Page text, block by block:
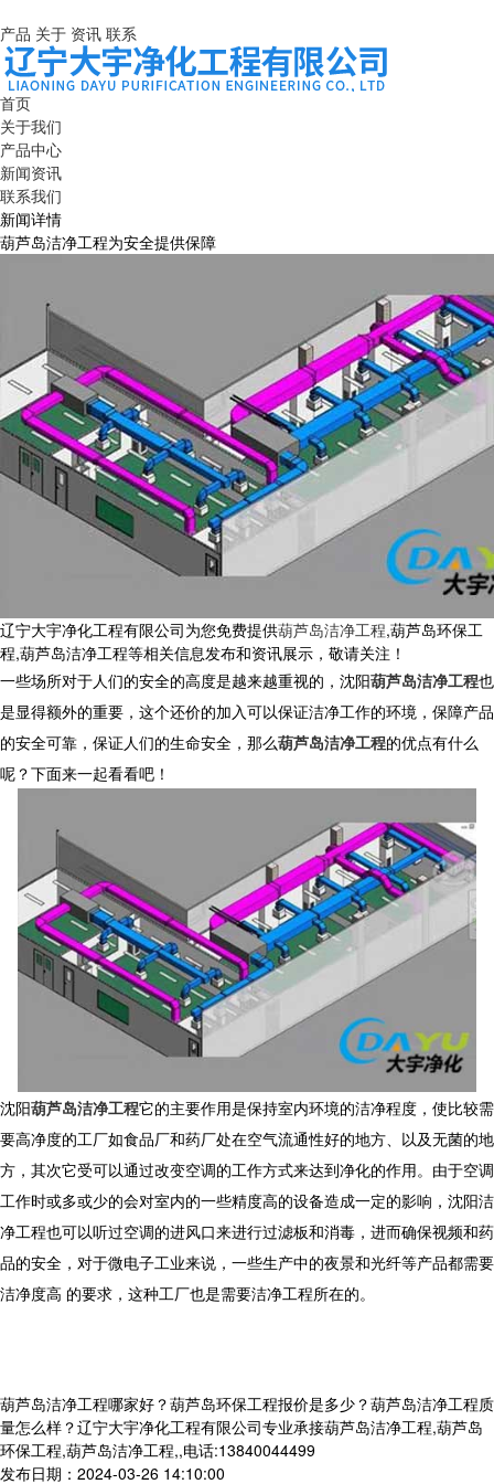
产品 关于 资讯 联系
首页
关于我们
产品中心
新闻资讯
联系我们
新闻详情
葫芦岛洁净工程为安全提供保障
辽宁大宇净化工程有限公司为您免费提供葫芦岛洁净工程,葫芦岛环保工
程,葫芦岛洁净工程等相关信息发布和资讯展示，敬请关注！
一些场所对于人们的安全的高度是越来越重视的，沈阳葫芦岛洁净工程也
是显得额外的重要，这个还价的加入可以保证洁净工作的环境，保障产品
的安全可靠，保证人们的生命安全，那么葫芦岛洁净工程的优点有什么
呢？下面来一起看看吧！
沈阳葫芦岛洁净工程它的主要作用是保持室内环境的洁净程度，使比较需
要高净度的工厂如食品厂和药厂处在空气流通性好的地方、以及无菌的地
方，其次它受可以通过改变空调的工作方式来达到净化的作用。由于空调
工作时或多或少的会对室内的一些精度高的设备造成一定的影响，沈阳洁
净工程也可以听过空调的进风口来进行过滤板和消毒，进而确保视频和药
品的安全，对于微电子工业来说，一些生产中的夜景和光纤等产品都需要
洁净度高 的要求，这种工厂也是需要洁净工程所在的。
葫芦岛洁净工程哪家好？葫芦岛环保工程报价是多少？葫芦岛洁净工程质
量怎么样？辽宁大宇净化工程有限公司专业承接葫芦岛洁净工程,葫芦岛
环保工程,葫芦岛洁净工程,,电话:13840044499
发布日期：2024-03-26 14:10:00